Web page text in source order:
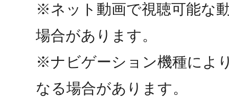
※ネット動画で視聴可能な
場合があります。
※ナビゲーション機種によ
なる場合があります。